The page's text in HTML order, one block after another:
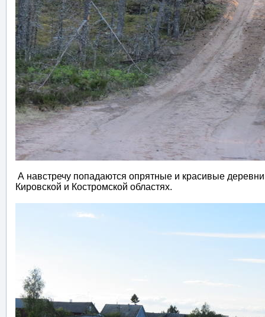
А навстречу попадаются опрятные и красивые
Кировской и Костромской областях.